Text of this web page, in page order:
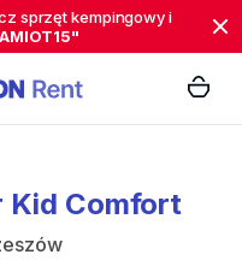
sprzęt kempingowy i
Kid Comfort